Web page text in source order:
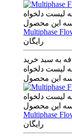
لیست دلخواه
این محصول
Multiphase
رایگان
به سبد خرید
لیست دلخواه
این محصول
لیست دلخواه
این محصول
Multiphase
رایگان